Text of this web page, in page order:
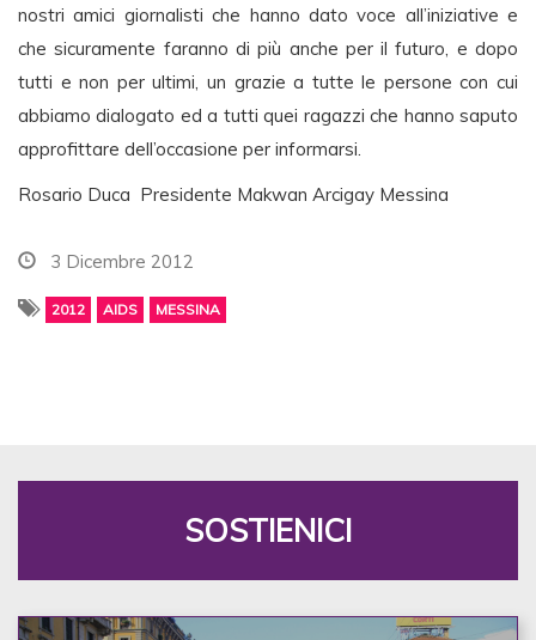
nostri amici giornalisti che hanno dato voce all’iniziative e
che sicuramente faranno di più anche per il futuro, e dopo
tutti e non per ultimi, un grazie a tutte le persone con cui
abbiamo dialogato ed a tutti quei ragazzi che hanno saputo
approfittare dell’occasione per informarsi.
Rosario Duca Presidente Makwan Arcigay Messina
3 Dicembre 2012
2012 AIDS MESSINA
SOSTIENICI